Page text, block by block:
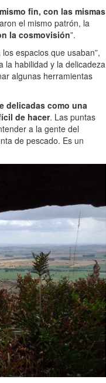
fin, con las mismas
el mismo patrón, la
la cosmovisión”.
espacios que usaban”,
la habilidad y la delicadeza
algunas herramientas
delicadas como una
de hacer. Las puntas
a la gente del
de pescado. Es un